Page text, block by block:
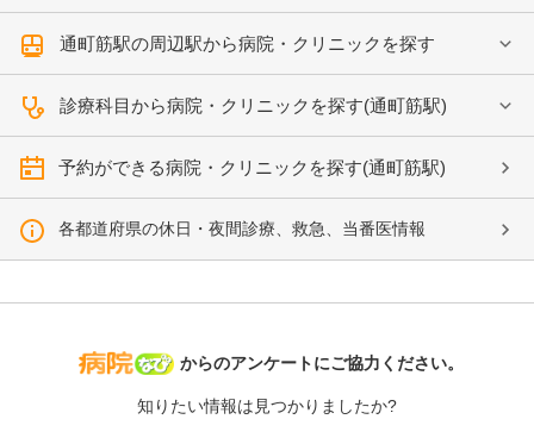
通町筋駅の周辺駅から病院・クリニックを探す
診療科目から病院・クリニックを探す(通町筋駅)
予約ができる病院・クリニックを探す(通町筋駅)
各都道府県の休日・夜間診療、救急、当番医情報
病院なび
からのアンケートにご協力ください。
知りたい情報は見つかりましたか?